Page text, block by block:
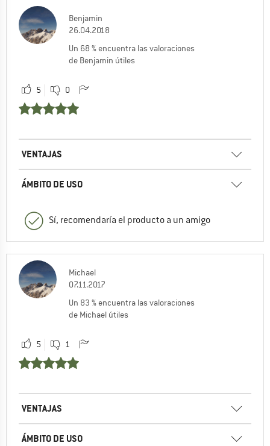
Benjamin
26.04.2018
Un 68 % encuentra las valoraciones
de Benjamin útiles
5 0
VENTAJAS
ÁMBITO DE USO
Sí, recomendaría el producto a un amigo
Michael
07.11.2017
Un 83 % encuentra las valoraciones
de Michael útiles
5 1
VENTAJAS
ÁMBITO DE USO